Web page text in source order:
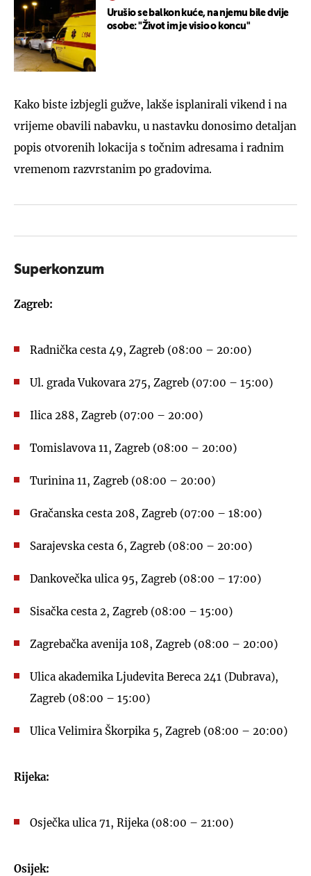
Urušio se balkon kuće, na njemu bile dvije
osobe: "Život im je visio o koncu"
Kako biste izbjegli gužve, lakše isplanirali vikend i na
vrijeme obavili nabavku, u nastavku donosimo detaljan
popis otvorenih lokacija s točnim adresama i radnim
vremenom razvrstanim po gradovima.
Superkonzum
Zagreb:
Radnička cesta 49, Zagreb (08:00 – 20:00)
Ul. grada Vukovara 275, Zagreb (07:00 – 15:00)
Ilica 288, Zagreb (07:00 – 20:00)
Tomislavova 11, Zagreb (08:00 – 20:00)
Turinina 11, Zagreb (08:00 – 20:00)
Gračanska cesta 208, Zagreb (07:00 – 18:00)
Sarajevska cesta 6, Zagreb (08:00 – 20:00)
Dankovečka ulica 95, Zagreb (08:00 – 17:00)
Sisačka cesta 2, Zagreb (08:00 – 15:00)
Zagrebačka avenija 108, Zagreb (08:00 – 20:00)
Ulica akademika Ljudevita Bereca 241 (Dubrava),
Zagreb (08:00 – 15:00)
Ulica Velimira Škorpika 5, Zagreb (08:00 – 20:00)
Rijeka:
Osječka ulica 71, Rijeka (08:00 – 21:00)
Osijek: